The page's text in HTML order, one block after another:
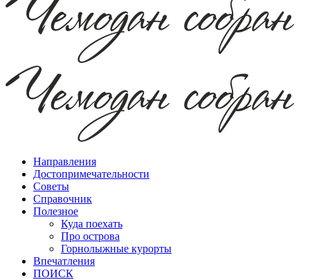
Направления
Достопримечательности
Советы
Справочник
Полезное
Куда поехать
Про острова
Горнолыжные курорты
Впечатления
ПОИСК